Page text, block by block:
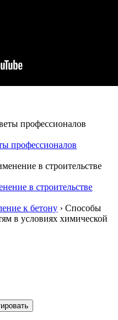
профессионалов
в строительстве
к бетону › Способы
в условиях химической